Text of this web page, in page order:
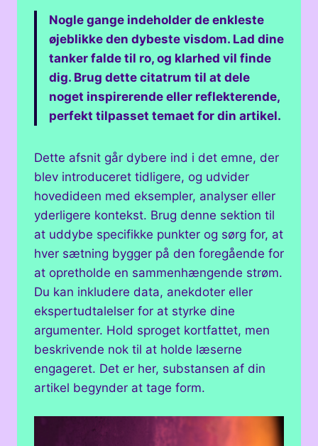
Nogle gange indeholder de enkleste
øjeblikke den dybeste visdom. Lad dine
tanker falde til ro, og klarhed vil finde
dig. Brug dette citatrum til at dele
noget inspirerende eller reflekterende,
perfekt tilpasset temaet for din artikel.
Dette afsnit går dybere ind i det emne, der
blev introduceret tidligere, og udvider
hovedideen med eksempler, analyser eller
yderligere kontekst. Brug denne sektion til
at uddybe specifikke punkter og sørg for, at
hver sætning bygger på den foregående for
at opretholde en sammenhængende strøm.
Du kan inkludere data, anekdoter eller
ekspertudtalelser for at styrke dine
argumenter. Hold sproget kortfattet, men
beskrivende nok til at holde læserne
engageret. Det er her, substansen af din
artikel begynder at tage form.